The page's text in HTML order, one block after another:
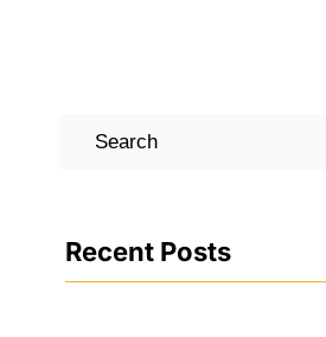
Recent Posts